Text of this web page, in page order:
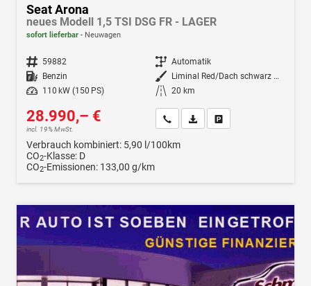
Seat Arona
neues Modell 1,5 TSI DSG FR - LAGER
sofort lieferbar Neuwagen
Fahrzeugnr. 59882 Getriebe Automatik
Kraftstoff Benzin Außenfarbe
Liminal Red/Dach schwarz Metallic (S60E)
Leistung
110 kW (150 PS) Kilometerstand 20 km
28.990,– €
incl. 19% MwSt.
Wir rufen Sie anFahrzeugexposé (PDF)
Verbrauch kombiniert: 5,90 l/100km
CO2-Klasse: D
CO2-Emissionen: 133,00 g/km